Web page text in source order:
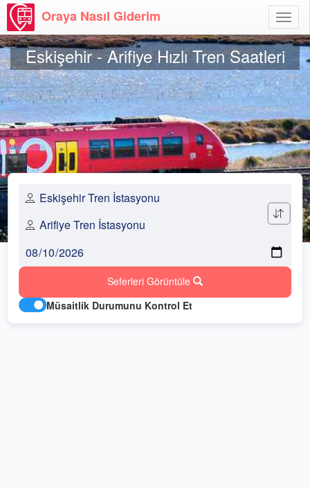
Aç
Oraya Nasıl Giderim
Eskişehir - Arifiye Hızlı Tren Saatleri
Seferleri Görüntüle
Müsaitlik Durumunu Kontrol Et